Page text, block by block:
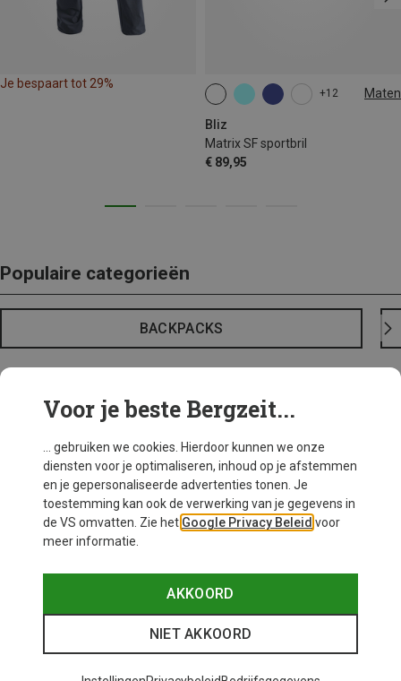
Je bespaart tot 29%
+12 Maten
Bliz
Matrix SF sportbril
€ 89,95
ONE SIZE
Populaire categorieën
BACKPACKS
Voor je beste Bergzeit...
... gebruiken we cookies. Hierdoor kunnen we onze
diensten voor je optimaliseren, inhoud op je afstemmen
en je gepersonaliseerde advertenties tonen. Je
toestemming kan ook de verwerking van je gegevens in
de VS omvatten. Zie het Google Privacy Beleid voor
meer informatie.
AKKOORD
NIET AKKOORD